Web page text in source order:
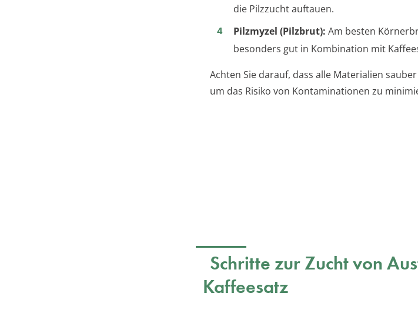
die Pilzzucht auftauen.
Pilzmyzel (Pilzbrut): Am besten
besonders gut in Kombination mit
Achten Sie darauf, dass alle Materialien
um das Risiko von Kontaminationen zu
Schritte zur Zucht von
Kaffeesatz